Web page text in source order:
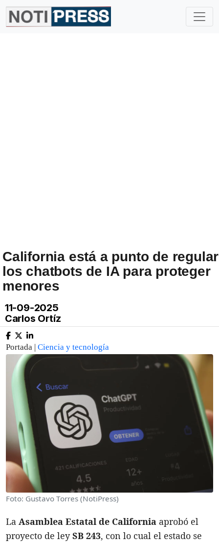
California está a punto de regular
los chatbots de IA para proteger
menores
11-09-2025
Carlos Ortíz
Portada | Ciencia y tecnología
Foto: Gustavo Torres (NotiPress)
La Asamblea Estatal de California aprobó el
proyecto de leySB 243, con lo cual el estado se